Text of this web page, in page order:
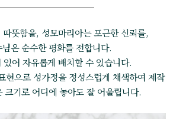
뜻함을, 성모마리아는 포근한 신뢰를,
님은 순수한 평화를 전합니다.
있어 자유롭게 배치할 수 있습니다.
현으로 성가정을 정성스럽게 채색하여 제작
크기로 어디에 놓아도 잘 어울립니다.